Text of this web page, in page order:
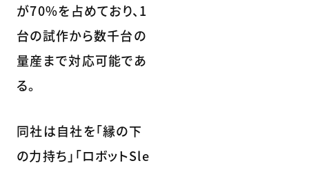
が70%を占めており、1
台の試作から数千台の
量産まで対応可能であ
る。
同社は自社を「縁の下
の力持ち」「ロボットSle